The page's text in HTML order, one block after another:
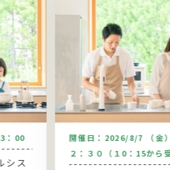
：00
シス
開催日： 2026/8/7 （金
２：３０（１0：15から